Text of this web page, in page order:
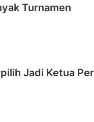
Turnamen
Jadi Ketua